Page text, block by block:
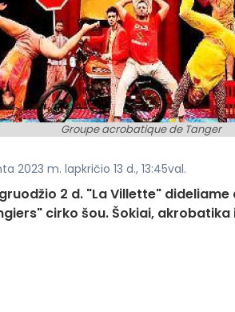
Groupe acrobatique de Tanger
2023 m. lapkričio 13 d., 13:45val.
2 d. "La Villette"
cirko šou. Šokiai,